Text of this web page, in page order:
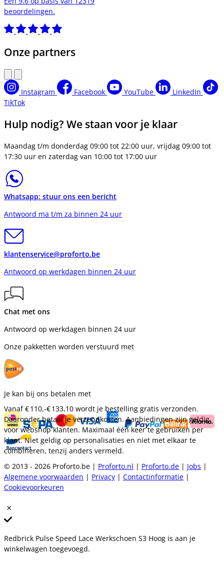
beoordelingen.
Onze partners
Instagram Facebook YouTube
LinkedIn
TikTok
Hulp nodig? We staan voor je klaar
Maandag t/m donderdag 09:00 tot 22:00 uur, vrijdag 09:00 tot
17:30 uur en zaterdag van 10:00 tot 17:00 uur
Whatsapp: stuur ons een bericht
Antwoord ma t/m za binnen 24 uur
klantenservice@proforto.be
Antwoord op werkdagen binnen 24 uur
Chat met ons
Antwoord op werkdagen binnen 24 uur
Onze pakketten worden verstuurd met
Je kan bij ons betalen met
Vanaf€ 110,-€ 133,10 wordt je bestelling gratis verzonden.
Daaronder betaal je verzendkosten. Aanbiedingen zijn geldig
voor webshop klanten. Maximaal één keer te gebruiken per
klant. Niet geldig op personalisaties en niet met elkaar te
combineren, tenzij anders vermeld.
© 2013 - 2026 Proforto.be | Proforto.nl | Proforto.de | Jobs |
Algemene voorwaarden | Privacy | Contactinformatie |
Cookievoorkeuren
Redbrick Pulse Speed Lace Werkschoen S3 Hoog is aan je
winkelwagen toegevoegd.